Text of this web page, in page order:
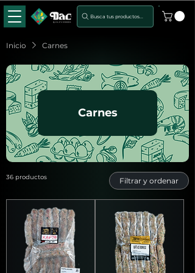
Busca tus productos...
Inicio Carnes
Carnes
36 productos Filtrar y ordenar